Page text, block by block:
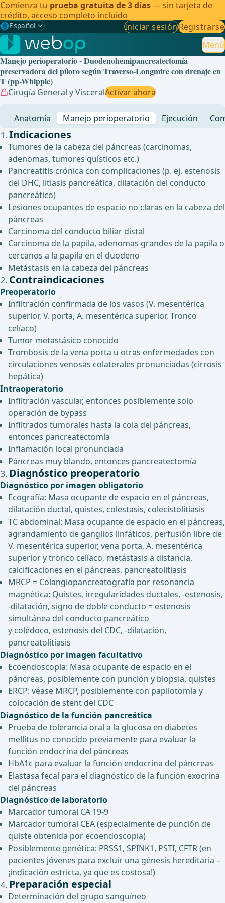
Comienza tu prueba gratuita de 3 días— sin tarjeta de
crédito, acceso completo incluido
🌐Español
Gewählte Sprache: Español
🇩🇪 Alemán
🇬🇧Inglés
🇪🇸Español
Iniciar sesiónRegistrarse
Menú
Manejo perioperatorio - Duodenohemipancreatectomía
preservadora del píloro según Traverso-Longmire con drenaje en
T (pp-Whipple)
Cirugía General y VisceralActivar ahora
Anatomía Manejo perioperatorio Ejecución
Indicaciones
Tumores de la cabeza del páncreas (carcinomas,
adenomas, tumores quísticos etc.)
Pancreatitis crónica con complicaciones (p. ej. estenosis
del DHC, litiasis pancreática, dilatación del conducto
pancreático)
Lesiones ocupantes de espacio no claras en la cabeza del
páncreas
Carcinoma del conducto biliar distal
Carcinoma de la papila, adenomas grandes de la papila o
cercanos a la papila en el duodeno
Metástasis en la cabeza del páncreas
Contraindicaciones
Preoperatorio
Infiltración confirmada de los vasos (V. mesentérica
superior, V. porta, A. mesentérica superior, Tronco
celíaco)
Tumor metastásico conocido
Trombosis de la vena porta u otras enfermedades con
circulaciones venosas colaterales pronunciadas (cirrosis
hepática)
Intraoperatorio
Infiltración vascular, entonces posiblemente solo
operación de bypass
Infiltrados tumorales hasta la cola del páncreas,
entonces pancreatectomía
Inflamación local pronunciada
Páncreas muy blando, entonces pancreatectomía
Diagnóstico preoperatorio
Diagnóstico por imagen obligatorio
Ecografía: Masa ocupante de espacio en el páncreas,
dilatación ductal, quistes, colestasis, colecistolitiasis
TC abdominal: Masa ocupante de espacio en el páncreas,
agrandamiento de ganglios linfáticos, perfusión libre de
V. mesentérica superior, vena porta, A. mesentérica
superior y tronco celíaco, metástasis a distancia,
calcificaciones en el páncreas, pancreatolitiasis
MRCP = Colangiopancreatografía por resonancia
magnética: Quistes, irregularidades ductales, -estenosis,
-dilatación, signo de doble conducto = estenosis
simultánea del conducto pancreático
y colédoco, estenosis del CDC, -dilatación,
pancreatolitiasis
Diagnóstico por imagen facultativo
Ecoendoscopia: Masa ocupante de espacio en el
páncreas, posiblemente con punción y biopsia, quistes
ERCP: véase MRCP, posiblemente con papilotomía y
colocación de stent del CDC
Diagnóstico de la función pancreática
Prueba de tolerancia oral a la glucosa en diabetes
mellitus no conocido previamente para evaluar la
función endocrina del páncreas
HbA1c para evaluar la función endocrina del páncreas
Elastasa fecal para el diagnóstico de la función exocrina
del páncreas
Diagnóstico de laboratorio
Marcador tumoral CA 19-9
Marcador tumoral CEA (especialmente de punción de
quiste obtenida por ecoendoscopia)
Posiblemente genética: PRSS1, SPINK1, PSTI, CFTR (en
pacientes jóvenes para excluir una génesis hereditaria –
¡indicación estricta, ya que es costosa!)
Preparación especial
Determinación del grupo sanguíneo